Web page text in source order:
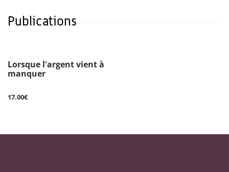
Publications
Lorsque l'argent vient à
manquer
17.00€